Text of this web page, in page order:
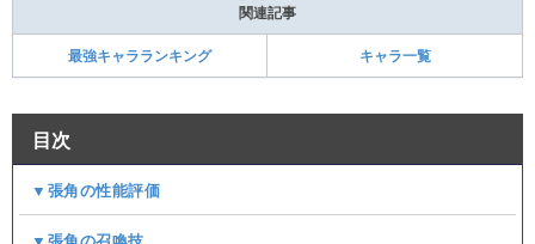
関連記事
最強キャラランキング キャラ一覧
目次
▼張角の性能評価